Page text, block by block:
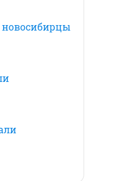
новосибирцы